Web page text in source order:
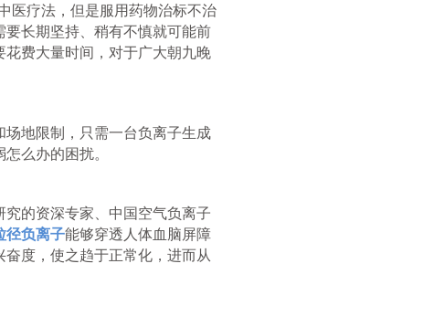
医疗法，但是服用药物治标不治
长期坚持、稍有不慎就可能前
费大量时间，对于广大朝九晚
地限制，只需一台负离子生成
么办的困扰。
的资深专家、中国空气负离子
径负离子能够穿透人体血脑屏障
度，使之趋于正常化，进而从